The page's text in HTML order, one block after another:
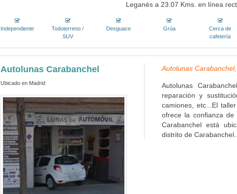
Leganés a 23.07 Kms. en línea
Independiente
Todoterreno /
SUV
Desguace Grúa
Cerca de
cafetería
Autolunas Carabanchel
Ubicado en Madrid
Autolunas
Autolunas
reparación y
camiones, etc...El
ofrece la confianza
Carabanchel está
distrito de